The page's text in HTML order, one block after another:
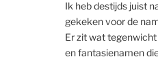
Ik heb destijds juist
gekeken voor de
Er zit wat tegenwicht
en fantasienamen